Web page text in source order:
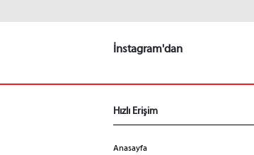
İnstagram'dan
Hızlı Erişim
Anasayfa